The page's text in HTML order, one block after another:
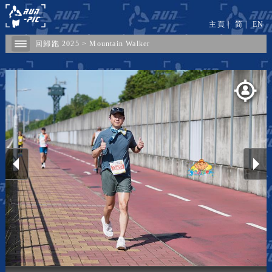
回歸跑 2025 >Mountain Walker
主頁 | 简| EN